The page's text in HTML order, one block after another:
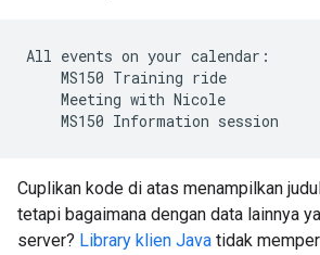
All events on your calendar:
    MS150 Training ride
    Meeting with Nicole
Cuplikan kode di atas menampilkan
tetapi bagaimana dengan data lainnya
server? Library klien Java tidak